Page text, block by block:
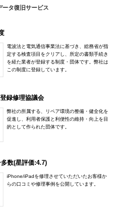
ータ復旧サービス
電波法と電気通信事業法に基づき、総務省が指
定する検査項目をクリアし、所定の書類手続き
を経た業者が登録する制度・団体です。弊社は
この制度に登録しています。
録修理協議会
弊社の所属する、リペア環境の整備・健全化を
促進し、利用者保護と利便性の維持・向上を目
的として作られた団体です。
数(星評価:4.7)
iPhone/iPadを修理させていただいたお客様か
らの口コミや修理事例を公開しています。